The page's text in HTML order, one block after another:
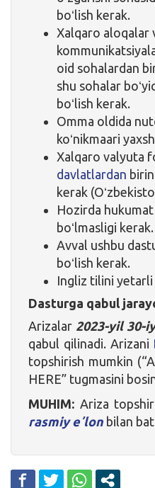
boʻlish kerak.
Xalqaro aloqalar
oid sohalardan
shu sohalar
boʻlish kerak.
Omma oldida
koʻnikmaari
Xalqaro valyuta
davlatlardan
kerak
Hozirda hukumat
boʻlmasligi kerak.
Avval ushbu
boʻlish kerak.
Ingliz tilini yetarli
Dasturga qabul
Arizalar 2023-yil 30-
qabul qilinadi. Arizani
topshirish mumkin
HERE” tugmasini
MUHIM: Ariza
rasmiy eʼlon bilan